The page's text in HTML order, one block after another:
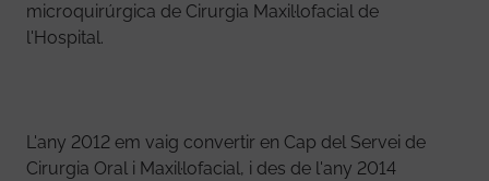
microquirúrgica de Cirurgia Maxil·lofacial de
l'Hospital.
L'any 2012 em vaig convertir en Cap del Servei de
Cirurgia Oral i Maxil·lofacial, i des de l'any 2014